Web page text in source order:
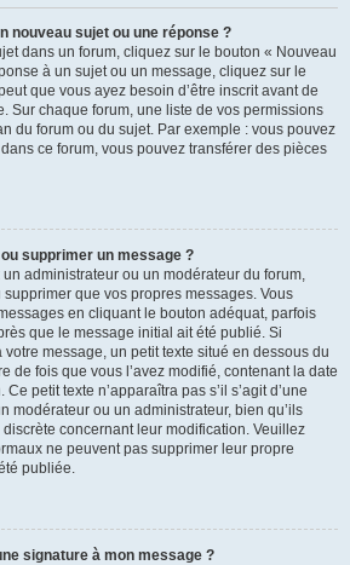
nouveau sujet ou une réponse ?
dans un forum, cliquez sur le bouton « Nouveau
à un sujet ou un message, cliquez sur le
que vous ayez besoin d’être inscrit avant de
Sur chaque forum, une liste de vos permissions
du forum ou du sujet. Par exemple : vous pouvez
ce forum, vous pouvez transférer des pièces
supprimer un message ?
administrateur ou un modérateur du forum,
que vos propres messages. Vous
en cliquant le bouton adéquat, parfois
que le message initial ait été publié. Si
message, un petit texte situé en dessous du
de fois que vous l’avez modifié, contenant la date
petit texte n’apparaîtra pas s’il s’agit d’une
modérateur ou un administrateur, bien qu’ils
concernant leur modification. Veuillez
ne peuvent pas supprimer leur propre
publiée.
signature à mon message ?